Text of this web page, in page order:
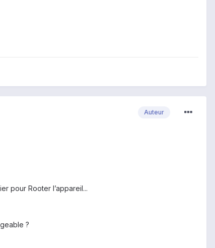
Auteur
pour Rooter l’appareil...
?